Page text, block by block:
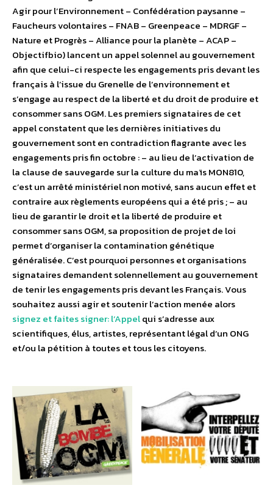
Agir pour l’Environnement – Confédération paysanne –
Faucheurs volontaires – FNAB – Greenpeace – MDRGF –
Nature et Progrès – Alliance pour la planète – ACAP –
Objectifbio) lancent un appel solennel au gouvernement
afin que celui-ci respecte les engagements pris devant les
français à l’issue du Grenelle de l’environnement et
s’engage au respect de la liberté et du droit de produire et
consommer sans OGM. Les premiers signataires de cet
appel constatent que les dernières initiatives du
gouvernement sont en contradiction flagrante avec les
engagements pris fin octobre : – au lieu de l’activation de
la clause de sauvegarde sur la culture du maïs MON810,
c’est un arrêté ministériel non motivé, sans aucun effet et
contraire aux règlements européens qui a été pris ; – au
lieu de garantir le droit et la liberté de produire et
consommer sans OGM, sa proposition de projet de loi
permet d’organiser la contamination génétique
généralisée. C’est pourquoi personnes et organisations
signataires demandent solennellement au gouvernement
de tenir les engagements pris devant les Français. Vous
souhaitez aussi agir et soutenir l’action menée alors
signez et faites signer: l’Appelqui s’adresse aux
scientifiques, élus, artistes, représentant légal d’un ONG
et/ou la pétition à toutes et tous les citoyens.